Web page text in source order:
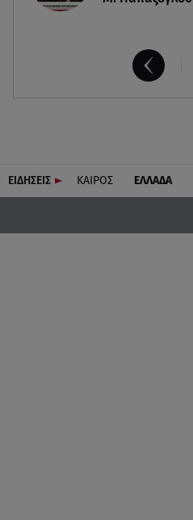
ΕΙΔΗΣΕΙΣ ΚΑΙΡΟΣ ΕΛΛΑΔΑ